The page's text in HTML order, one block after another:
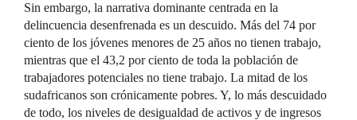
Sin embargo, la narrativa dominante centrada en la
delincuencia desenfrenada es un descuido. Más del 74 por
ciento de los jóvenes menores de 25 años no tienen trabajo,
mientras que el 43,2 por ciento de toda la población de
trabajadores potenciales no tiene trabajo. La mitad de los
sudafricanos son crónicamente pobres. Y, lo más descuidado
de todo, los niveles de desigualdad de activos y de ingresos